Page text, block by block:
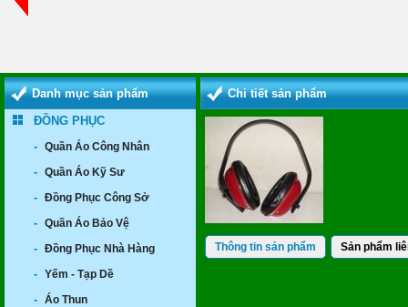
Danh mục sản phẩm
ĐỒNG PHỤC
- Quần Áo Công Nhân
- Quần Áo Kỹ Sư
- Đồng Phục Công Sở
- Quần Áo Bảo Vệ
- Đồng Phục Nhà Hàng
- Yếm - Tạp Dề
- Áo Thun
Chi tiết sản phẩm
Thông tin sản phẩm Sản phẩm